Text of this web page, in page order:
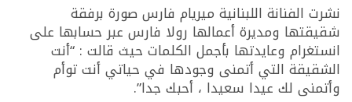
نشرت الفنانة اللبنانية ميريام فارس صورة برفقة
شقيقتها ومديرة أعمالها رولا فارس عبر حسابها على
انستغرام وعايدتها بأجمل الكلمات حيث قالت : “أنت
الشقيقة التي أتمنى وجودها في حياتي أنت توأم
وأتمنى لك عيدا سعيدا ، أحبك جدا”.